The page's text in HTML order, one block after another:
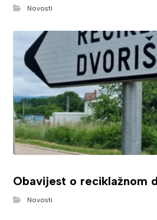
Novosti
Obavijest o reciklažnom
Novosti